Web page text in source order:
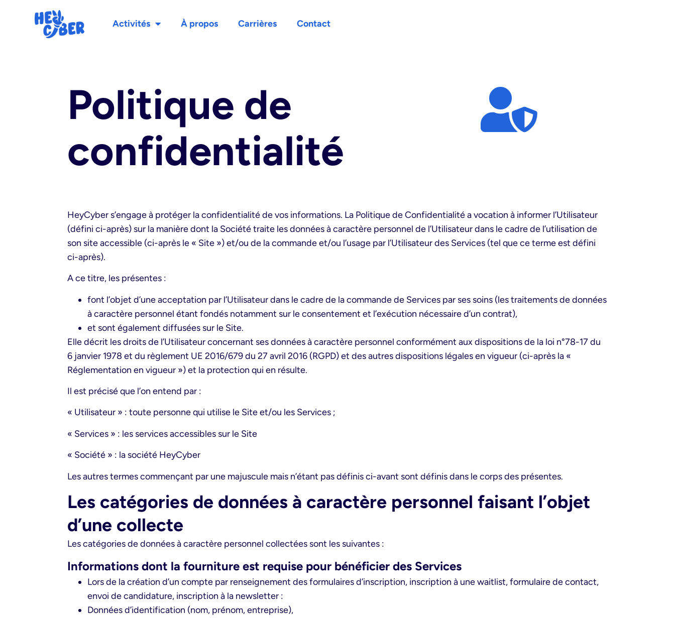
Activités À propos Carrières Contact
Politique de
confidentialité
HeyCyber s’engage à protéger la confidentialité de vos informations. La Politique de Confidentialité a vocation à informer l’Utilisateur
(défini ci-après) sur la manière dont la Société traite les données à caractère personnel de l’Utilisateur dans le cadre de l’utilisation de
son site accessible (ci-après le « Site ») et/ou de la commande et/ou l’usage par l’Utilisateur des Services (tel que ce terme est défini
ci-après).
A ce titre, les présentes :
font l’objet d’une acceptation par l’Utilisateur dans le cadre de la commande de Services par ses soins (les traitements de données
à caractère personnel étant fondés notamment sur le consentement et l’exécution nécessaire d’un contrat),
et sont également diffusées sur le Site.
Elle décrit les droits de l’Utilisateur concernant ses données à caractère personnel conformément aux dispositions de la loi n°78-17 du
6 janvier 1978 et du règlement UE 2016/679 du 27 avril 2016 (RGPD) et des autres dispositions légales en vigueur (ci-après la «
Réglementation en vigueur ») et la protection qui en résulte.
Il est précisé que l’on entend par :
« Utilisateur » : toute personne qui utilise le Site et/ou les Services ;
« Services » : les services accessibles sur le Site
« Société » : la société HeyCyber
Les autres termes commençant par une majuscule mais n’étant pas définis ci-avant sont définis dans le corps des présentes.
Les catégories de données à caractère personnel faisant l’objet
d’une collecte
Les catégories de données à caractère personnel collectées sont les suivantes :
Informations dont la fourniture est requise pour bénéficier des Services
Lors de la création d’un compte par renseignement des formulaires d’inscription, inscription à une waitlist, formulaire de contact,
envoi de candidature, inscription à la newsletter :
Données d’identification (nom, prénom, entreprise),